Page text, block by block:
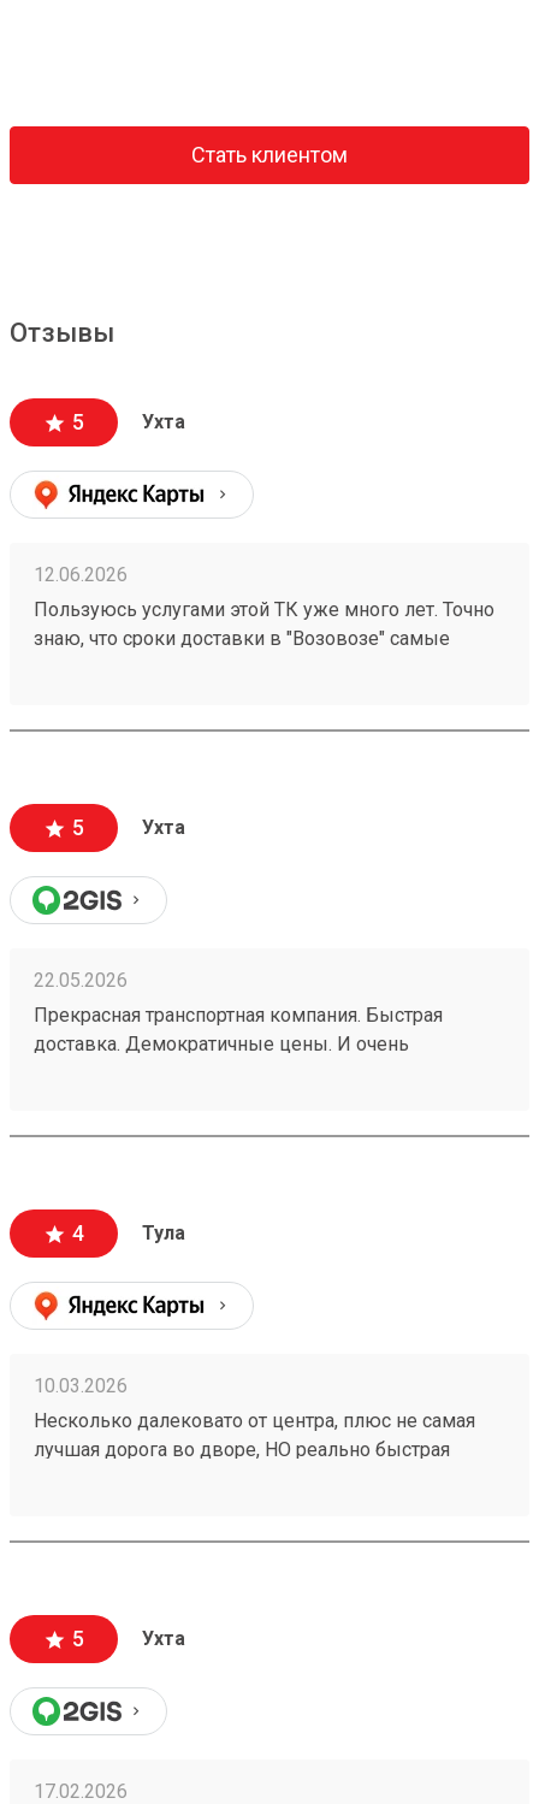
Стать клиентом
Отзывы
5 Ухта
12.06.2026
Пользуюсь услугами этой ТК уже много лет. Точно
знаю, что сроки доставки в "Возовозе" самые
доставки везде постоянно растет, именно в
5 Ухта
22.05.2026
Прекрасная транспортная компания. Быстрая
доставка. Демократичные цены. И очень
другую ТК. Заказ 260453219
4 Тула
10.03.2026
Несколько далековато от центра, плюс не самая
лучшая дорога во дворе, НО реально быстрая
Заказ 260094869.
5 Ухта
17.02.2026